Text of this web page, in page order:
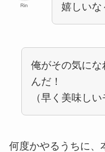
Rin
嬉しいな
俺がその気にな
んだ！
（早く美味しい
何度かやるうちに、